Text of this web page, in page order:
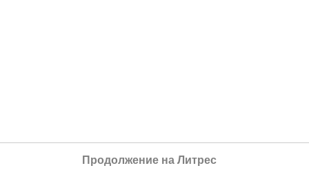
Продолжение на Литрес